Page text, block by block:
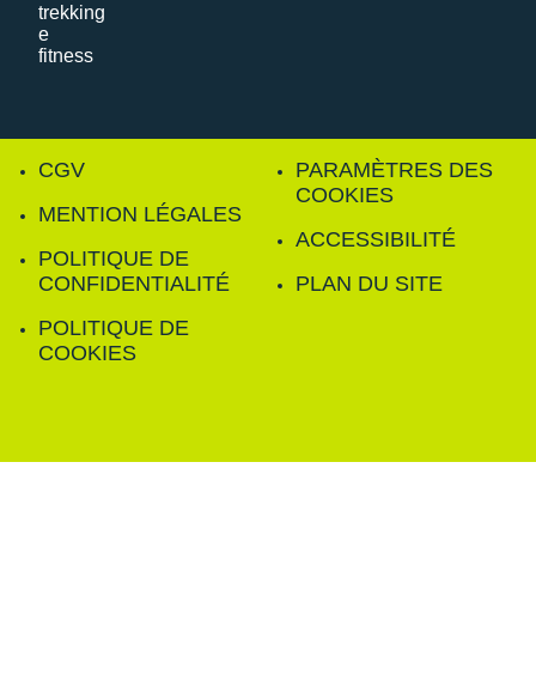
CGV
MENTION LÉGALES
POLITIQUE DE
CONFIDENTIALITÉ
POLITIQUE DE
COOKIES
PARAMÈTRES DES
COOKIES
ACCESSIBILITÉ
PLAN DU SITE